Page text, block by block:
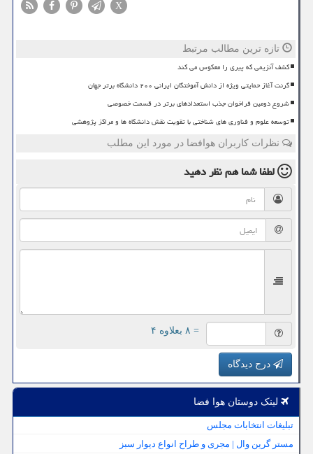
X
تازه ترین مطالب مرتبط
کشف آنزیمی که پیری را معکوس می کند
گرنت آغاز حمایتی ویژه از دانش آموختگان ایرانی ۲۰۰ دانشگاه برتر جهان
شروع دومین فراخوان جذب استعدادهای برتر در قسمت خصوصی
توسعه علوم و فناوری های شناختی با تقویت نقش دانشگاه ها و مراکز پژوهشی
نظرات کاربران هوافضا در مورد این مطلب
لطفا شما همنظر دهید
= ۸ بعلاوه ۴
درج دیدگاه
لینک دوستان هوا فضا
تبلیغات انتخابات مجلس
مستر گرین وال | مجری و طراح انواع دیوار سبز